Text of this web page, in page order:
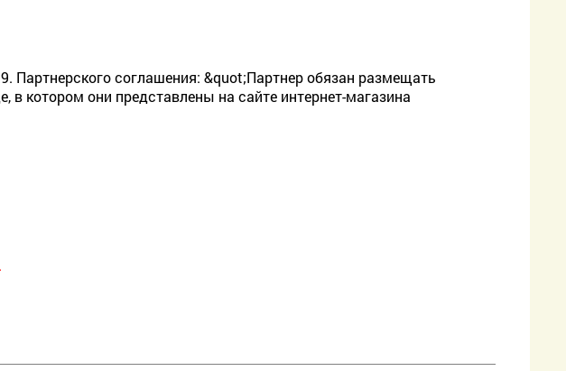
Партнерского соглашения: &quot;Партнер обязан размещать
в котором они представлены на сайте интернет-магазина